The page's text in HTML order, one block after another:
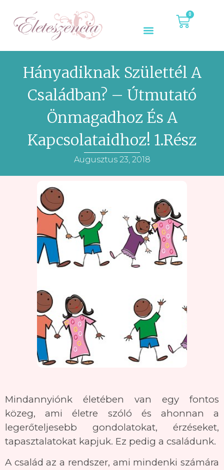
0
Hányadiknak Születtél A
Családban? – Útmutató
Önmagadhoz És A
Kapcsolataidhoz! 1.rész
Augusztus 23, 2018
Mindannyiónk életében van egy fontos
közeg, ami életre szóló és ahonnan a
legerőteljesebb gondolatokat, érzéseket,
tapasztalatokat kapjuk. Ez pedig a családunk.
A család az a rendszer, ami mindenki számára